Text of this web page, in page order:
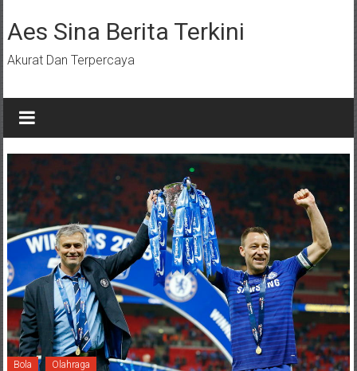
ke
konten
Aes Sina Berita Terkini
Akurat Dan Terpercaya
Bola Olahraga